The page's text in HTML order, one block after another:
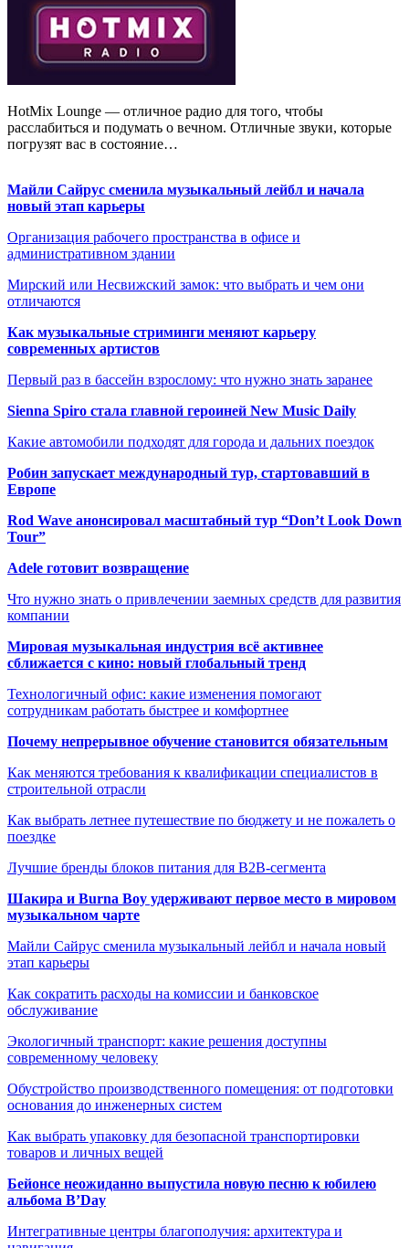
HotMix Lounge — отличное радио для того, чтобы
расслабиться и подумать о вечном. Отличные звуки, которые
погрузят вас в состояние…
Майли Сайрус сменила музыкальный лейбл и начала
новый этап карьеры
Организация рабочего пространства в офисе и
административном здании
Мирский или Несвижский замок: что выбрать и чем они
отличаются
Как музыкальные стриминги меняют карьеру
современных артистов
Первый раз в бассейн взрослому: что нужно знать заранее
Sienna Spiro стала главной героиней New Music Daily
Какие автомобили подходят для города и дальних поездок
Робин запускает международный тур, стартовавший в
Европе
Rod Wave анонсировал масштабный тур “Don’t Look Down
Tour”
Adele готовит возвращение
Что нужно знать о привлечении заемных средств для развития
компании
Мировая музыкальная индустрия всё активнее
сближается с кино: новый глобальный тренд
Технологичный офис: какие изменения помогают
сотрудникам работать быстрее и комфортнее
Почему непрерывное обучение становится обязательным
Как меняются требования к квалификации специалистов в
строительной отрасли
Как выбрать летнее путешествие по бюджету и не пожалеть о
поездке
Лучшие бренды блоков питания для B2B-сегмента
Шакира и Burna Boy удерживают первое место в мировом
музыкальном чарте
Майли Сайрус сменила музыкальный лейбл и начала новый
этап карьеры
Как сократить расходы на комиссии и банковское
обслуживание
Экологичный транспорт: какие решения доступны
современному человеку
Обустройство производственного помещения: от подготовки
основания до инженерных систем
Как выбрать упаковку для безопасной транспортировки
товаров и личных вещей
Бейонсе неожиданно выпустила новую песню к юбилею
альбома B’Day
Интегративные центры благополучия: архитектура и